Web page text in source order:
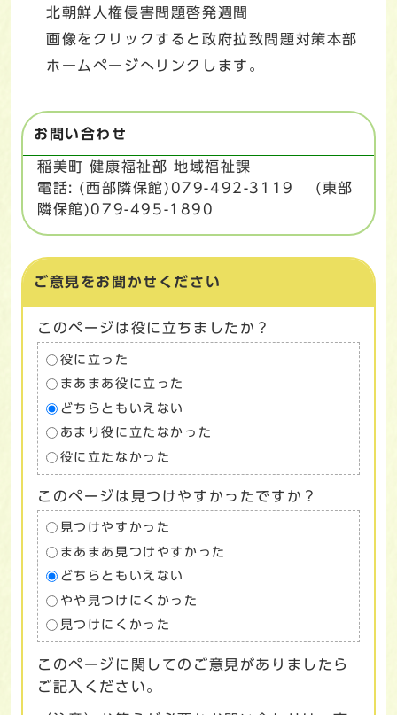
北朝鮮人権侵害問題啓発週間
画像をクリックすると政府拉致問題対策本部
ホームページへリンクします。
お問い合わせ
稲美町 健康福祉部 地域福祉課
電話: (西部隣保館)079-492-3119 (東部
隣保館)079-495-1890
ご意見をお聞かせください
このページは役に立ちましたか？
役に立った
まあまあ役に立った
どちらともいえない
あまり役に立たなかった
役に立たなかった
このページは見つけやすかったですか？
見つけやすかった
まあまあ見つけやすかった
どちらともいえない
やや見つけにくかった
見つけにくかった
このページに関してのご意見がありましたら
ご記入ください。